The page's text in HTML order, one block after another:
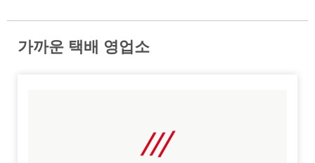
가까운 택배 영업소